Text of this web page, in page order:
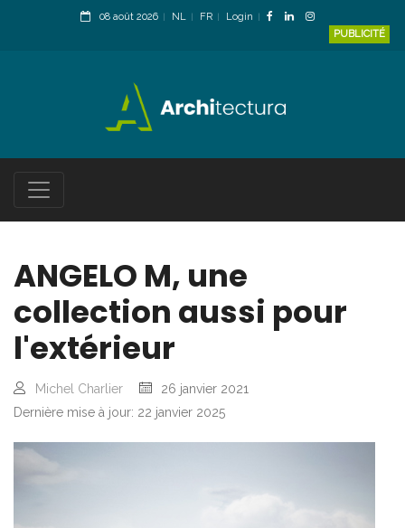
08 août 2026 NL FR
Login
PUBLICITÉ
ANGELO M, une
collection aussi pour
l'extérieur
Michel Charlier
26 janvier 2021
Dernière mise à jour: 22 janvier 2025